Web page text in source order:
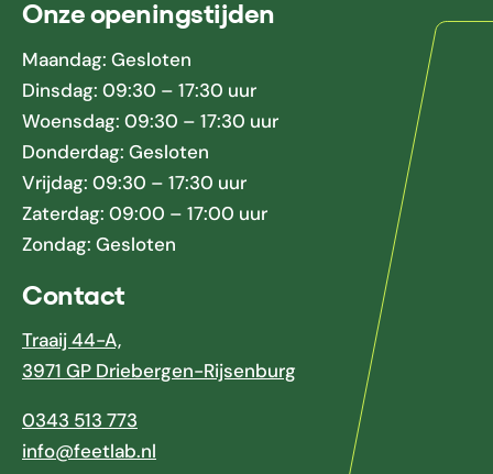
Onze openingstijden
Maandag: Gesloten
Dinsdag: 09:30 – 17:30 uur
Woensdag: 09:30 – 17:30 uur
Donderdag: Gesloten
Vrijdag: 09:30 – 17:30 uur
Zaterdag: 09:00 – 17:00 uur
Zondag: Gesloten
Contact
Traaij 44-A,
3971 GP Driebergen-Rijsenburg
0343 513 773
info@feetlab.nl